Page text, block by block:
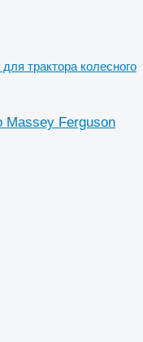
трактора колесного
Massey Ferguson